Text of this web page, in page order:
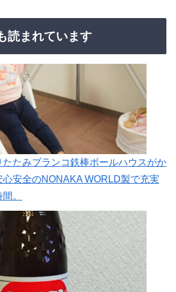
読まれています
たみブランコ鉄棒ボールハウスがか
安全のNONAKA WORLD製で充実
。